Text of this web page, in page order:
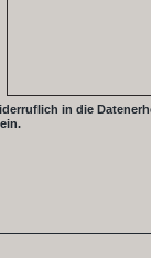
in die
ein.